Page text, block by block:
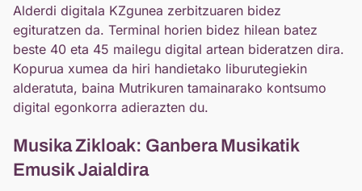
Alderdi digitala KZgunea zerbitzuaren bidez
egituratzen da. Terminal horien bidez hilean batez
beste 40 eta 45 mailegu digital artean bideratzen dira.
Kopurua xumea da hiri handietako liburutegiekin
alderatuta, baina Mutrikuren tamainarako kontsumo
digital egonkorra adierazten du.
Musika Zikloak: Ganbera Musikatik
Emusik Jaialdira